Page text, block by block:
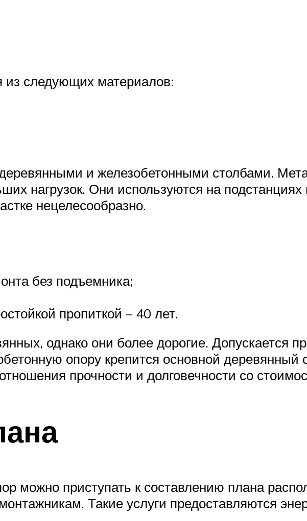
из следующих материалов:
и железобетонными столбами.
нагрузок. Они используются на
нецелесообразно.
без подъемника;
пропиткой – 40 лет.
однако они более дорогие. Допускается
опору крепится основной деревянный
прочности и долговечности со
можно приступать к составлению плана
Такие услуги предоставляются